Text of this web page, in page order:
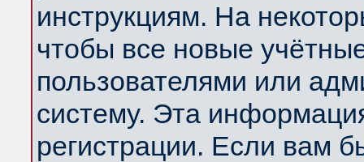
инструкциям. На
чтобы все новые
пользователями или
систему. Эта
регистрации. Если вам